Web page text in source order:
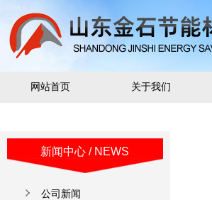
网站首页 关于我们
新闻中心 / NEWS
公司新闻